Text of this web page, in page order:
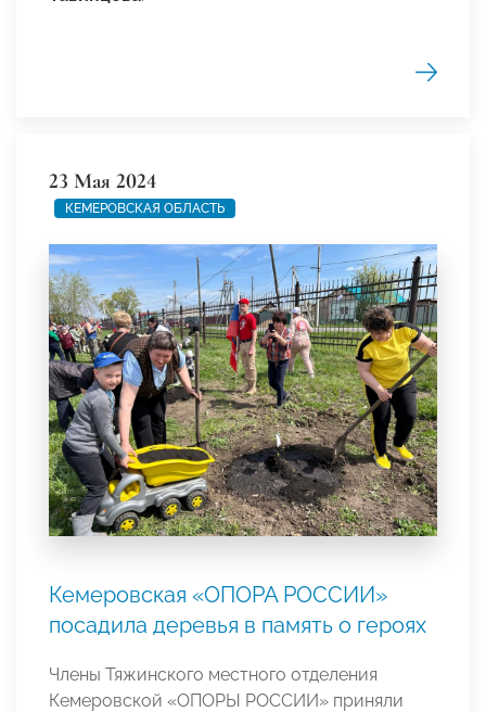
23 Мая 2024
КЕМЕРОВСКАЯ ОБЛАСТЬ
Кемеровская «ОПОРА РОССИИ»
посадила деревья в память о героях
Члены Тяжинского местного отделения
Кемеровской «ОПОРЫ РОССИИ» приняли